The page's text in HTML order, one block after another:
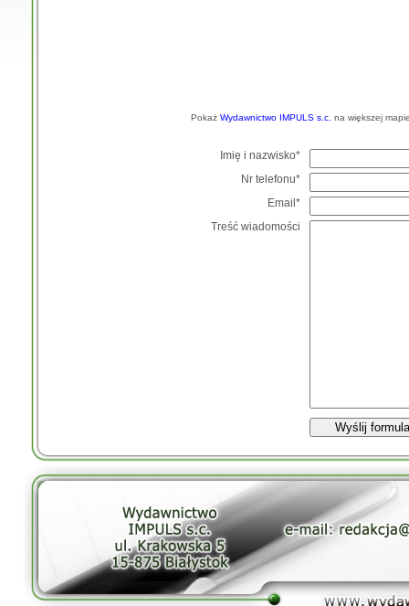
Pokaż Wydawnictwo IMPULS s.c. na większej
Imię i nazwisko*
Nr telefonu*
Email*
Treść wiadomości